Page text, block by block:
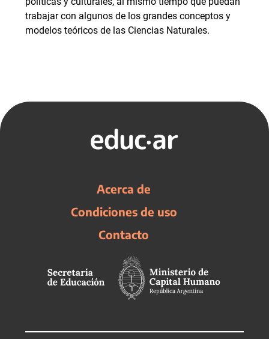
trabajar con algunos de los grandes conceptos y
modelos teóricos de las Ciencias Naturales.
Acerca de
Condiciones de uso
Contacto